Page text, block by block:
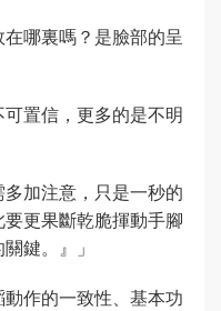
哪裏嗎？是臉部的呈
置信，更多的是不明
多加注意，只是一秒的
更果斷乾脆揮動手腳
鍵。』」
作的一致性、基本功